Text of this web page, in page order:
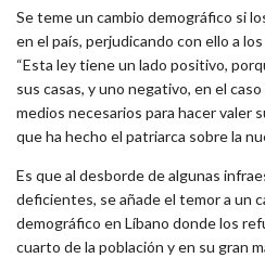
Se teme un cambio demográfico si
en el país, perjudicando con ello a
“Esta ley tiene un lado positivo,
sus casas, y uno negativo, en el
medios necesarios para hacer valer
que ha hecho el patriarca sobre la
Es que al desborde de algunas
deficientes, se añade el temor a un
demográfico en Líbano donde los
cuarto de la población y en su gran